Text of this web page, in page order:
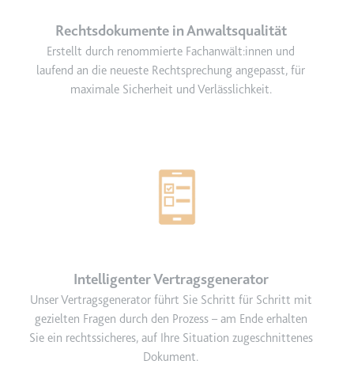
Rechtsdokumente in Anwaltsqualität
Erstellt durch renommierte Fachanwält:innen und
laufend an die neueste Rechtsprechung angepasst, für
maximale Sicherheit und Verlässlichkeit.
Intelligenter Vertragsgenerator
Unser Vertragsgenerator führt Sie Schritt für Schritt mit
gezielten Fragen durch den Prozess – am Ende erhalten
Sie ein rechtssicheres, auf Ihre Situation zugeschnittenes
Dokument.